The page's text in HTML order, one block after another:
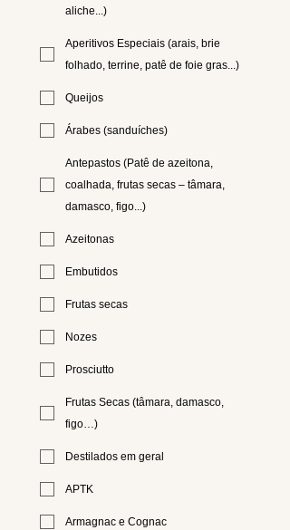
aliche...)
Aperitivos Especiais (arais, brie
folhado, terrine, patê de foie gras...)
Queijos
Árabes (sanduíches)
Antepastos (Patê de azeitona,
coalhada, frutas secas – tâmara,
damasco, figo...)
Azeitonas
Embutidos
Frutas secas
Nozes
Prosciutto
Frutas Secas (tâmara, damasco,
figo…)
Destilados em geral
APTK
Armagnac e Cognac